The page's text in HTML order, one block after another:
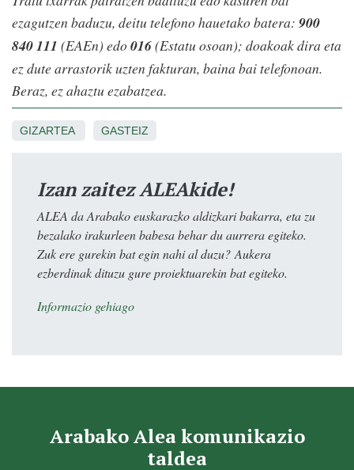
ezagutzen baduzu, deitu telefono hauetako batera: 900
840 111 (EAEn) edo016(Estatu osoan); doakoak dira eta
ez dute arrastorik uzten fakturan, baina bai telefonoan.
Beraz, ez ahaztu ezabatzea.
GIZARTEA GASTEIZ
Izan zaitez ALEAkide!
ALEA da Arabako euskarazko aldizkari bakarra, eta zu
bezalako irakurleen babesa behar du aurrera egiteko.
Zuk ere gurekin bat egin nahi al duzu? Aukera
ezberdinak dituzu gure proiektuarekin bat egiteko.
Informazio gehiago
Arabako Alea komunikazio
taldea